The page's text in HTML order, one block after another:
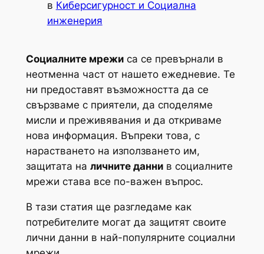
в Киберсигурност и Социална
инженерия
Социалните мрежиса се превърнали в
неотменна част от нашето ежедневие. Те
ни предоставят възможността да се
свързваме с приятели, да споделяме
мисли и преживявания и да откриваме
нова информация. Въпреки това, с
нарастването на използването им,
защитата на личните даннив социалните
мрежи става все по-важен въпрос.
В тази статия ще разгледаме как
потребителите могат да защитят своите
лични данни в най-популярните социални